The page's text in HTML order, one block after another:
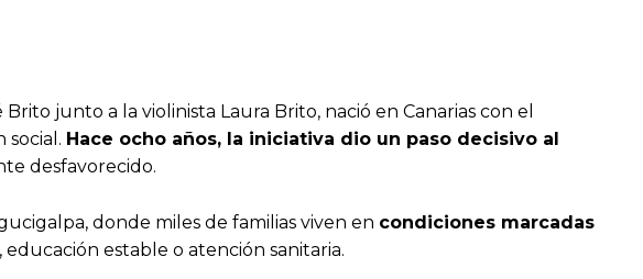
junto a la violinista Laura Brito, nació en Canarias con el
social. Hace ocho años, la iniciativa dio un paso decisivo al
desfavorecido.
donde miles de familias viven en condiciones marcadas
estable o atención sanitaria.